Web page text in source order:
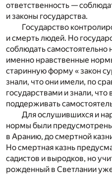
ответственность —
и законы государства.
Государство
и смерть людей. Но
соблюдать
именно нравственные
старинную форму « закон
знали, что они имели, по
государствами и знали, что
поддерживать
Для ослушившихся и
нормы были
в Аранию, до смертной
Но смертная казнь
садистов и выродков, но
рожденный в Светлании